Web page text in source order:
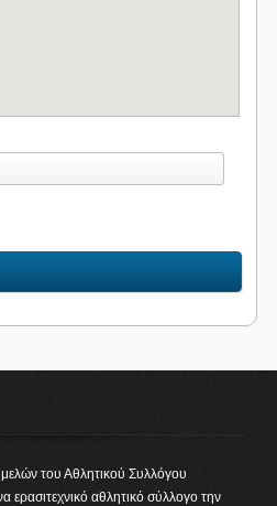
του Αθλητικού Συλλόγου
ερασιτεχνικό αθλητικό σύλλογο την